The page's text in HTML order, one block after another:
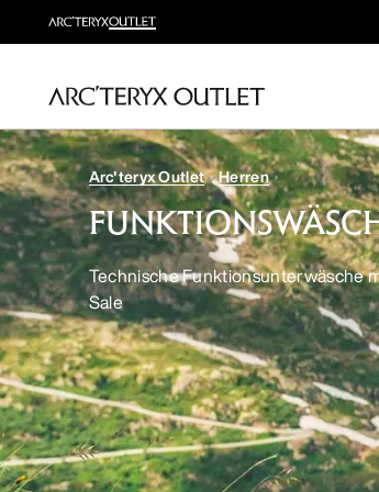
Arc'teryx Outlet Herren
Technische Funktionsunterwäsche
Sale